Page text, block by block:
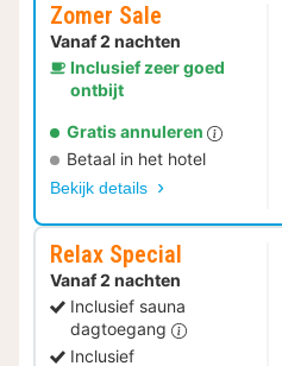
Zomer Sale
Vanaf 2 nachten
Inclusief zeer goed
ontbijt
Gratis annuleren
Betaal in het hotel
Bekijk details
Relax Special
Vanaf 2 nachten
Inclusief sauna
dagtoegang
Inclusief